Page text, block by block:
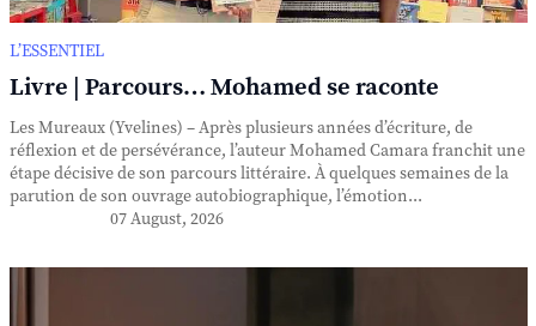
L’ESSENTIEL
Livre | Parcours… Mohamed se raconte
Les Mureaux (Yvelines) – Après plusieurs années d’écriture, de
réflexion et de persévérance, l’auteur Mohamed Camara franchit une
étape décisive de son parcours littéraire. À quelques semaines de la
parution de son ouvrage autobiographique, l’émotion...
07 August, 2026